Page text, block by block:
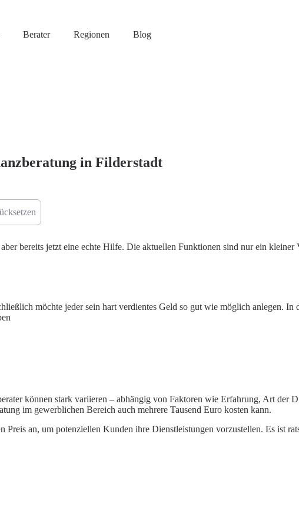
Berater Regionen Blog
in Filderstadt
bereits jetzt eine echte Hilfe. Die aktuellen Funktionen sind nur ein kleiner
möchte jeder sein hart verdientes Geld so gut wie möglich anlegen.
können stark variieren – abhängig von Faktoren wie Erfahrung, Art der
im gewerblichen Bereich auch mehrere Tausend Euro kosten kann.
an, um potenziellen Kunden ihre Dienstleistungen vorzustellen. Es ist